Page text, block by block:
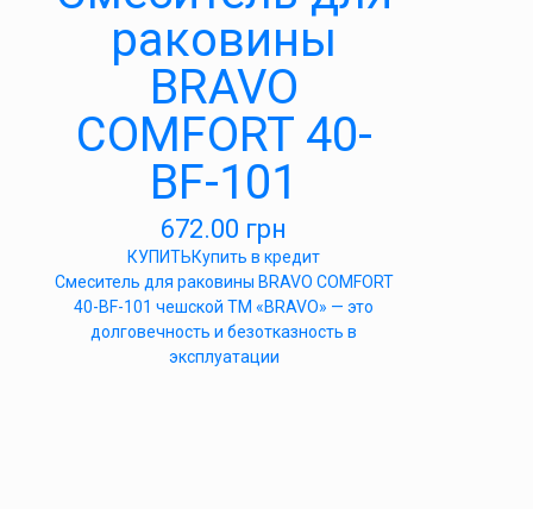
раковины
BRAVO
COMFORT 40-
BF-101
672.00 грн
КУПИТЬКупить в кредит
Cмеситель для раковины BRAVO COMFORT
40-BF-101 чешской ТМ «BRAVO» — это
долговечность и безотказность в
эксплуатации